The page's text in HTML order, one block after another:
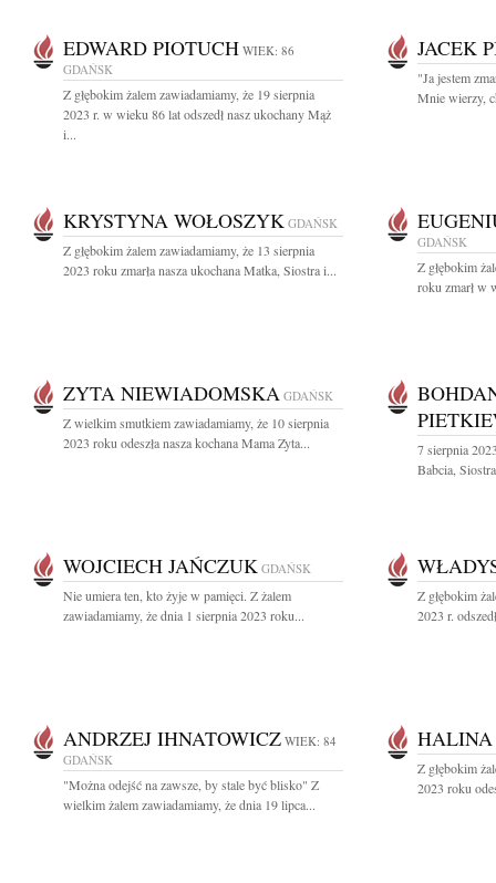
EDWARD PIOTUCH WIEK: 86
GDAŃSK
Z głębokim żalem zawiadamiamy, że 19 sierpnia
2023 r. w wieku 86 lat odszedł nasz ukochany Mąż
i...
JACEK
"Ja jestem
Mnie wierzy,
KRYSTYNA WOŁOSZYK GDAŃSK
Z głębokim żalem zawiadamiamy, że 13 sierpnia
2023 roku zmarła nasza ukochana Matka, Siostra i...
GDAŃSK
Z głębokim
roku zmarł w
ZYTA NIEWIADOMSKA GDAŃSK
Z wielkim smutkiem zawiadamiamy, że 10 sierpnia
2023 roku odeszła nasza kochana Mama Zyta...
7 sierpnia
Babcia,
WOJCIECH JAŃCZUK GDAŃSK
Nie umiera ten, kto żyje w pamięci. Z żalem
zawiadamiamy, że dnia 1 sierpnia 2023 roku...
Z głębokim
2023 r.
ANDRZEJ IHNATOWICZ WIEK: 84
GDAŃSK
"Można odejść na zawsze, by stale być blisko" Z
wielkim żalem zawiadamiamy, że dnia 19 lipca...
Z głębokim
2023 roku